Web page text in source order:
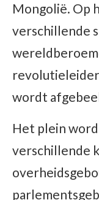
Mongolië. Op
verschillende
revolutieleider
wordt
Het plein
verschillende